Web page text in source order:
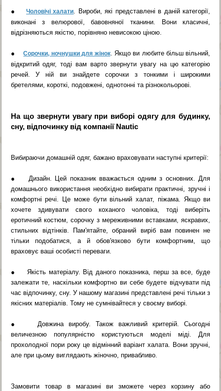
●Чоловічі халати. Вироби, які представлені в даній категорії,
виконані з велюрової, бавовняної тканини. Вони класичні,
відрізняються якістю, порівняно невисокою ціною.
●Сорочки, ночнушки для жінок. Якщо ви любите більш вільний,
відкритий одяг, тоді вам варто звернути увагу на цю категорію
речей. У ній ви знайдете сорочки з тонкими і широкими
бретелями, короткі, подовжені, однотонні та різнокольорові.
На що звернути увагу при виборі одягу для будинку,
сну, відпочинку від компанії Nautic
Вибираючи домашній одяг, бажано враховувати наступні критерії:
● Дизайн. Цей показник вважається одним з основних. Для
домашнього використання необхідно вибирати практичні, зручні і
комфортні речі. Це може бути вільний халат, піжама. Якщо ви
хочете здивувати свого коханого чоловіка, тоді виберіть
еротичний костюм, сорочку з мереживними вставками, яскравих,
стильних відтінків. Пам'ятайте, обраний виріб вам повинен не
тільки подобатися, а й обов'язково бути комфортним, що
враховує ваші особисті переваги.
● Якість матеріалу. Від даного показника, перш за все, буде
залежати те, наскільки комфортно ви себе будете відчувати під
час відпочинку, сну. У нашому магазині представлені речі тільки з
якісних матеріалів. Тому не сумнівайтеся у своєму виборі.
● Довжина виробу. Також важливий критерій. Сьогодні
величезною популярністю користуються моделі міді. Для
прохолодної пори року це відмінний варіант халата. Вони зручні,
але при цьому виглядають жіночно, привабливо.
Замовити товар в магазині ви зможете через корзину або